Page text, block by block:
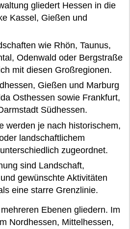
gliedert Hessen in die
Kassel, Gießen und
wie Rhön, Taunus,
Odenwald oder Bergstraße
mit diesen Großregionen.
Gießen und Marburg
Osthessen sowie Frankfurt,
Südhessen.
werden je nach historischem,
landschaftlichem
zugeordnet.
sind Landschaft,
gewünschte Aktivitäten
eine starre Grenzlinie.
Ebenen gliedern. Im
Nordhessen, Mittelhessen,